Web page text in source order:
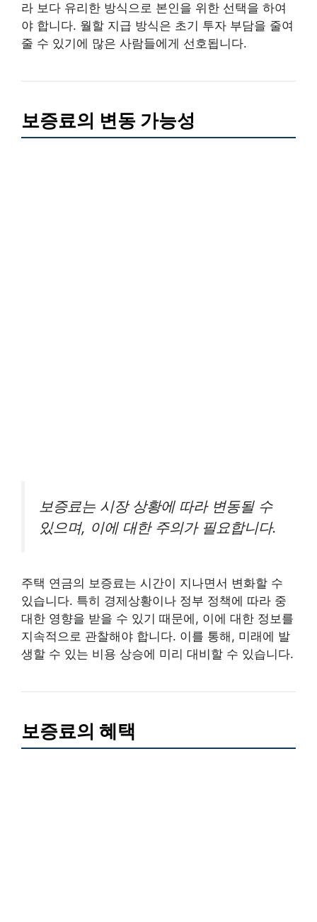
라 보다 유리한 방식으로 본인을 위한 선택을 하여
야 합니다. 월할 지급 방식은 초기 투자 부담을 줄여
줄 수 있기에 많은 사람들에게 선호됩니다.
보증료의 변동 가능성
보증료는 시장 상황에 따라 변동될 수
있으며, 이에 대한 주의가 필요합니다.
주택 연금의 보증료는 시간이 지나면서 변화할 수
있습니다. 특히 경제상황이나 정부 정책에 따라 중
대한 영향을 받을 수 있기 때문에, 이에 대한 정보를
지속적으로 관찰해야 합니다. 이를 통해, 미래에 발
생할 수 있는 비용 상승에 미리 대비할 수 있습니다.
보증료의 혜택